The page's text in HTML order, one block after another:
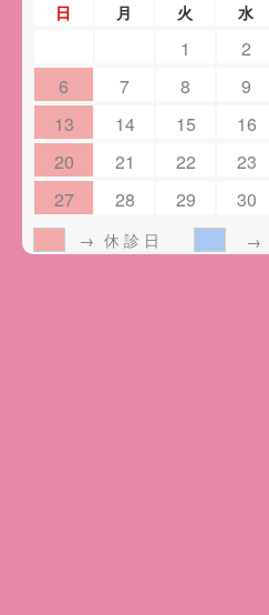
日 月 火 水
1 2
6
7 8 9
13
14 15 16
20
21 22 23
27
28 29 30
休診日